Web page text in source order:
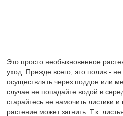
Это просто необыкновенное
уход. Прежде всего, это полив -
осуществлять через поддон или
случае не попадайте водой в
старайтесь не намочить листики
растение может загнить. Т.к.